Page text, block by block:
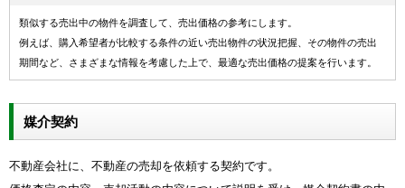
類似する売出中の物件を調査して、売出価格の参考にします。
例えば、購入希望者が比較する条件の近い売出物件の状況把握、その物件の売出
期間など、さまざまな情報を考慮した上で、最適な売出価格の提案を行います。
媒介契約
不動産会社に、不動産の売却を依頼する契約です。